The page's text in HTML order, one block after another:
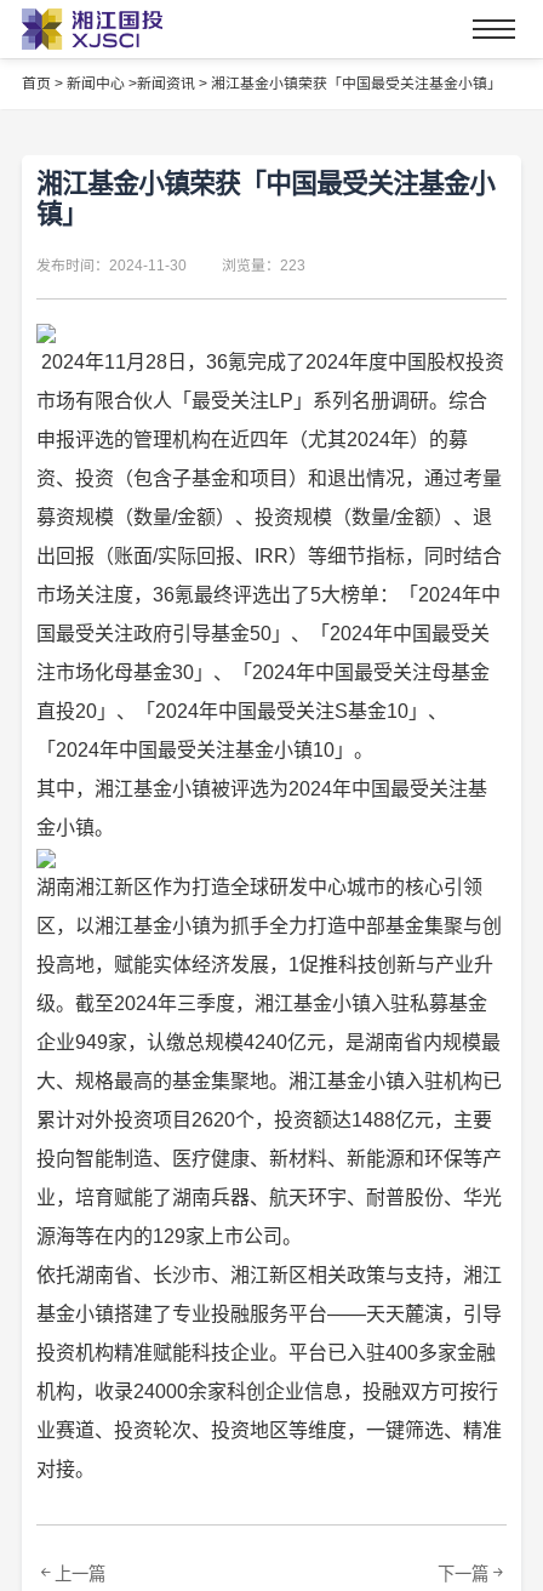
首页 > 新闻中心 >新闻资讯 > 湘江基金小镇荣获「中国最受关注基金小镇」
湘江基金小镇荣获「中国最受关注基金小
镇」
发布时间：2024-11-30 浏览量：223
2024年11月28日，36氪完成了2024年度中国股权投资
市场有限合伙人「最受关注LP」系列名册调研。综合
申报评选的管理机构在近四年（尤其2024年）的募
资、投资（包含子基金和项目）和退出情况，通过考量
募资规模（数量/金额）、投资规模（数量/金额）、退
出回报（账面/实际回报、IRR）等细节指标，同时结合
市场关注度，36氪最终评选出了5大榜单：「2024年中
国最受关注政府引导基金50」、「2024年中国最受关
注市场化母基金30」、「2024年中国最受关注母基金
直投20」、「2024年中国最受关注S基金10」、
「2024年中国最受关注基金小镇10」。
其中，湘江基金小镇被评选为2024年中国最受关注基
金小镇。
湖南湘江新区作为打造全球研发中心城市的核心引领
区，以湘江基金小镇为抓手全力打造中部基金集聚与创
投高地，赋能实体经济发展，1促推科技创新与产业升
级。截至2024年三季度，湘江基金小镇入驻私募基金
企业949家，认缴总规模4240亿元，是湖南省内规模最
大、规格最高的基金集聚地。湘江基金小镇入驻机构已
累计对外投资项目2620个，投资额达1488亿元，主要
投向智能制造、医疗健康、新材料、新能源和环保等产
业，培育赋能了湖南兵器、航天环宇、耐普股份、华光
源海等在内的129家上市公司。
依托湖南省、长沙市、湘江新区相关政策与支持，湘江
基金小镇搭建了专业投融服务平台——天天麓演，引导
投资机构精准赋能科技企业。平台已入驻400多家金融
机构，收录24000余家科创企业信息，投融双方可按行
业赛道、投资轮次、投资地区等维度，一键筛选、精准
对接。
上一篇 下一篇